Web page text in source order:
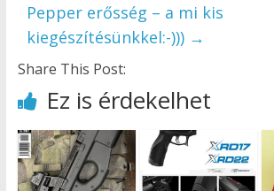
Pepper erősség – a mi kis
kiegészítésünkkel:-))) →
Share This Post:
Ez is érdekelhet